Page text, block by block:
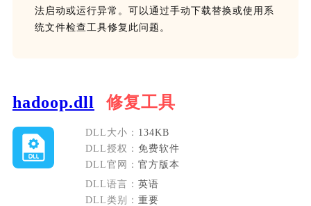
法启动或运行异常。可以通过手动下载替换或使用系
统文件检查工具修复此问题。
hadoop.dll 修复工具
DLL大小： 134KB
DLL授权： 免费软件
DLL官网： 官方版本
DLL语言： 英语
DLL类别： 重要